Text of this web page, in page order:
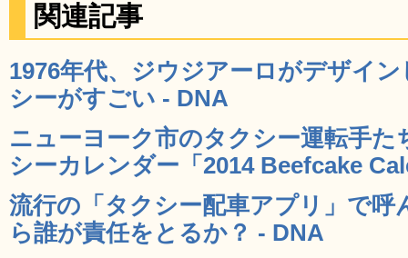
関連記事
1976年代、ジウジアーロがデザイ
シーがすごい - DNA
ニューヨーク市のタクシー運転手
シーカレンダー「2014 Beefcake
流行の「タクシー配車アプリ」で呼
ら誰が責任をとるか？ - DNA